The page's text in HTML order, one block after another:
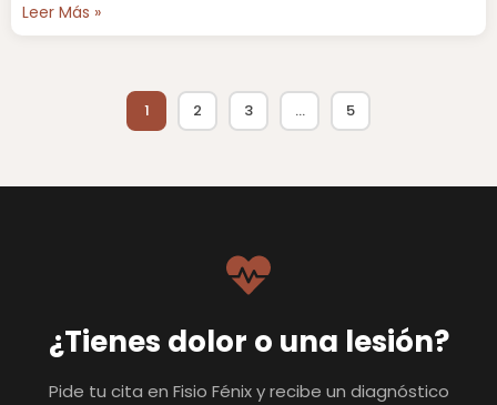
Leer Más »
1 2 3 … 5
¿Tienes dolor o una lesión?
Pide tu cita en Fisio Fénix y recibe un diagnóstico